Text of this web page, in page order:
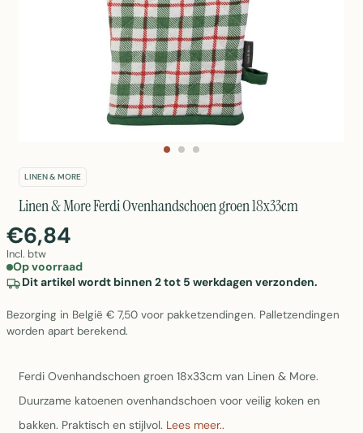
LINEN & MORE
Linen & More Ferdi Ovenhandschoen groen 18x33cm
€6,84
Incl. btw
Op voorraad
Dit artikel wordt binnen 2 tot 5 werkdagen verzonden.
Bezorging in België € 7,50 voor pakketzendingen. Palletzendingen
worden apart berekend.
Ferdi Ovenhandschoen groen 18x33cm van Linen & More.
Duurzame katoenen ovenhandschoen voor veilig koken en
bakken. Praktisch en stijlvol. Lees meer..